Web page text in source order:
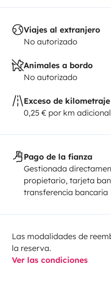
Viajes al extranjero
No autorizado
Animales a bordo
No autorizado
Exceso de kilometraje
0,25 € por km adicional
Pago de la fianza
Gestionada
propietario, tarjeta
transferencia bancaria
Las modalidades de
la reserva.
Ver las condiciones